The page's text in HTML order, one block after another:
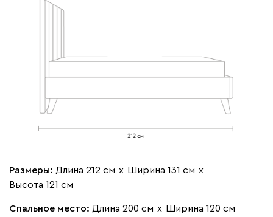
Размеры: Длина 212 см х Ширина 131 см х
Высота 121 см
Спальное место: Длина 200 см х Ширина 120 см